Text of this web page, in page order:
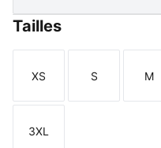
Tailles
Taille
XS
Taille
S M
Taille
3XL